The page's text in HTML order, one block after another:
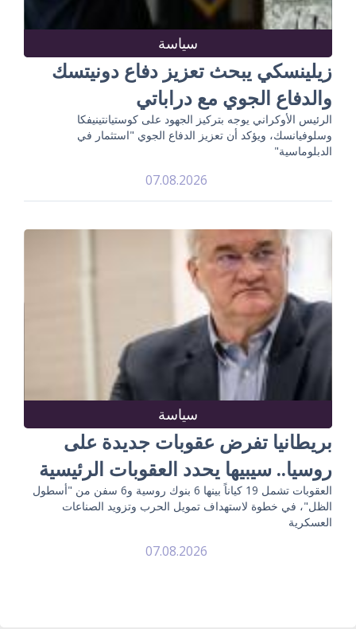
سياسة
زيلينسكي يبحث تعزيز دفاع دونيتسك
والدفاع الجوي مع دراباتي
الرئيس الأوكراني يوجه بتركيز الجهود على كوستيانتينيفكا
وسلوفيانسك، ويؤكد أن تعزيز الدفاع الجوي "استثمار في
الدبلوماسية"
07.08.2026
سياسة
بريطانيا تفرض عقوبات جديدة على
روسيا.. سيبيها يحدد العقوبات الرئيسية
العقوبات تشمل 19 كياناً بينها 6 بنوك روسية و6 سفن من "أسطول
الظل"، في خطوة لاستهداف تمويل الحرب وتزويد الصناعات
العسكرية
07.08.2026